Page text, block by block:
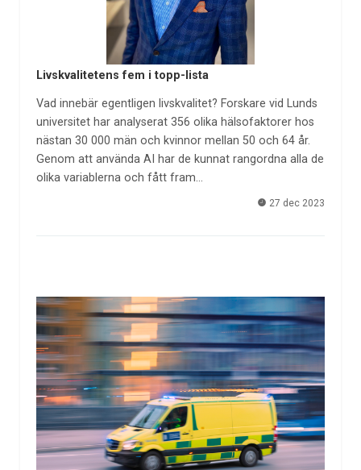
Livskvalitetens fem i topp-lista
Vad innebär egentligen livskvalitet? Forskare vid Lunds
universitet har analyserat 356 olika hälsofaktorer hos
nästan 30 000 män och kvinnor mellan 50 och 64 år.
Genom att använda AI har de kunnat rangordna alla de
olika variablerna och fått fram…
27 dec 2023